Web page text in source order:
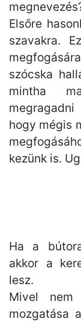
Elsőre
szavakra.
szócska
mintha
hogy mégis
kezünk is.
Ha a
akkor a
lesz.
Mivel
mozgatása